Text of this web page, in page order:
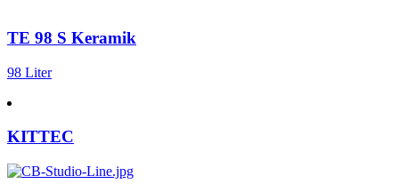
TE 98 S Keramik
98 Liter
KITTEC